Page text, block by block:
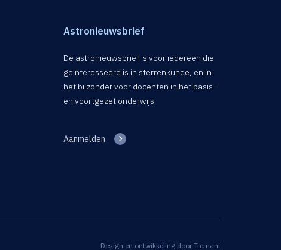
Astronieuwsbrief
De astronieuwsbrief is voor iedereen die
geïnteresseerd is in sterrenkunde, en in
het bijzonder voor docenten in het basis-
en voortgezet onderwijs.
Aanmelden
Design en ontwikkeling door Tremani